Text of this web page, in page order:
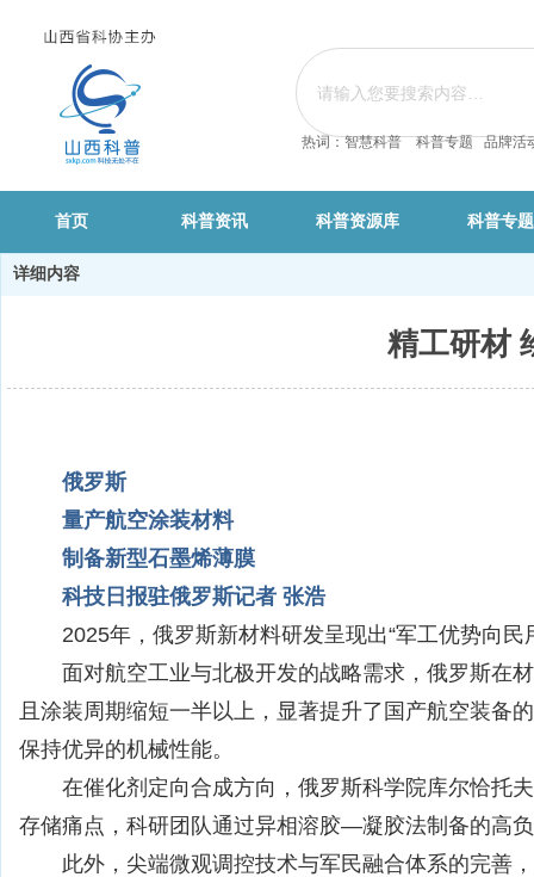
热词：智慧科普 科普专题 品牌活
首页 科普资讯 科普资源库 科普专题
详细内容
精工研材
俄罗斯
量产航空涂装材料
制备新型石墨烯薄膜
科技日报驻俄罗斯记者 张浩
2025年，俄罗斯新材料研发呈现出“军工优势向
面对航空工业与北极开发的战略需求，俄罗斯在
且涂装周期缩短一半以上，显著提升了国产航空装
保持优异的机械性能。
在催化剂定向合成方向，俄罗斯科学院库尔恰托
存储痛点，科研团队通过异相溶胶—凝胶法制备的高
此外，尖端微观调控技术与军民融合体系的完善